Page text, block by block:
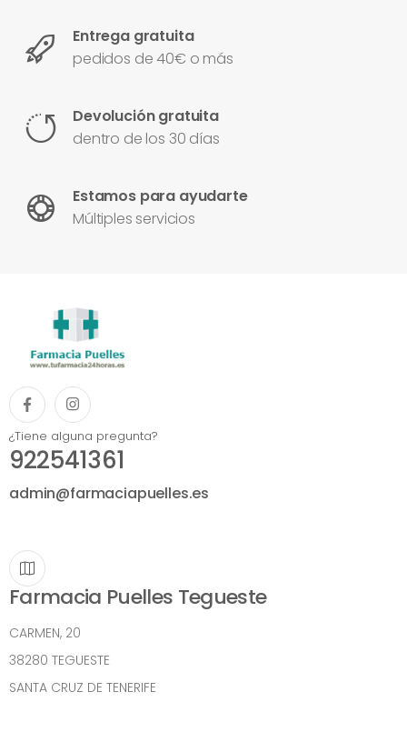
Entrega gratuita
pedidos de 40€ o más
Devolución gratuita
dentro de los 30 días
Estamos para ayudarte
Múltiples servicios
¿Tiene alguna pregunta?
922541361
admin@farmaciapuelles.es
Farmacia Puelles Tegueste
CARMEN, 20
38280 TEGUESTE
SANTA CRUZ DE TENERIFE